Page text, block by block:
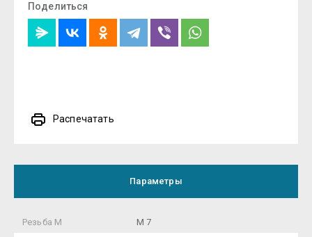
Поделиться
Распечатать
Параметры
Резьба М
M 7